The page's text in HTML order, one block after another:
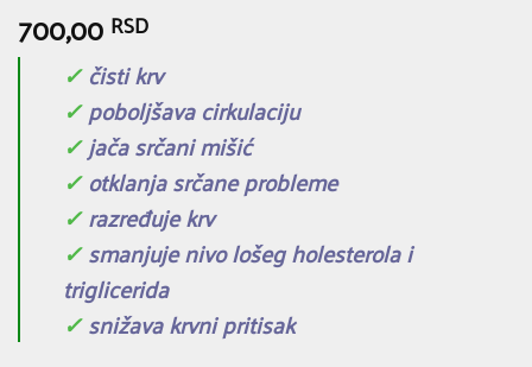
700,00 RSD
✓čisti krv
✓poboljšava cirkulaciju
✓jača srčani mišić
✓otklanja srčane probleme
✓razređuje krv
✓smanjuje nivo lošeg holesterola i
triglicerida
✓snižava krvni pritisak